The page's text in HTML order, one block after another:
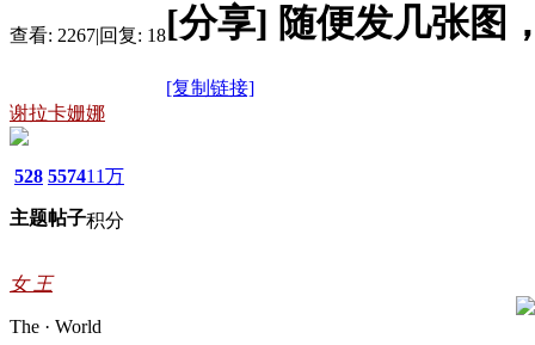
查看: 2267|回复: 18[分享] 随便发几张图
[复制链接]
谢拉卡姗娜
528
主题
5574
帖子
11万
积分
女 王
The · World